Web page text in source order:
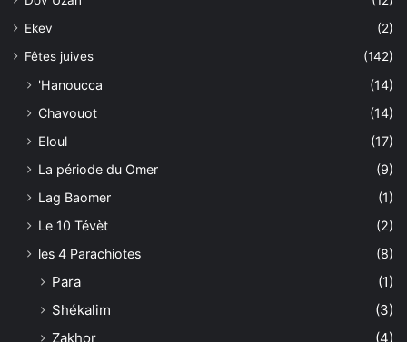
Ekev
(2)
Fêtes juives
(142)
'Hanoucca
(14)
Chavouot
(14)
Eloul
(17)
La période du Omer
(9)
Lag Baomer
(1)
Le 10 Tévèt
(2)
les 4 Parachiotes
(8)
Para
(1)
Shékalim
(3)
Zakhor
(4)